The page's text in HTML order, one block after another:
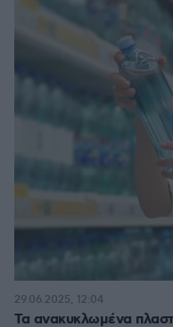
Τα ανακυκλωμένα
29.06.2025, 12:04